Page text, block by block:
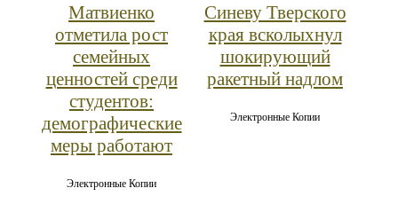
Матвиенко
отметила рост
семейных
ценностей среди
студентов:
демографические
меры работают
Электронные Копии
Синеву Тверского
края всколыхнул
шокирующий
ракетный надлом
Электронные Копии